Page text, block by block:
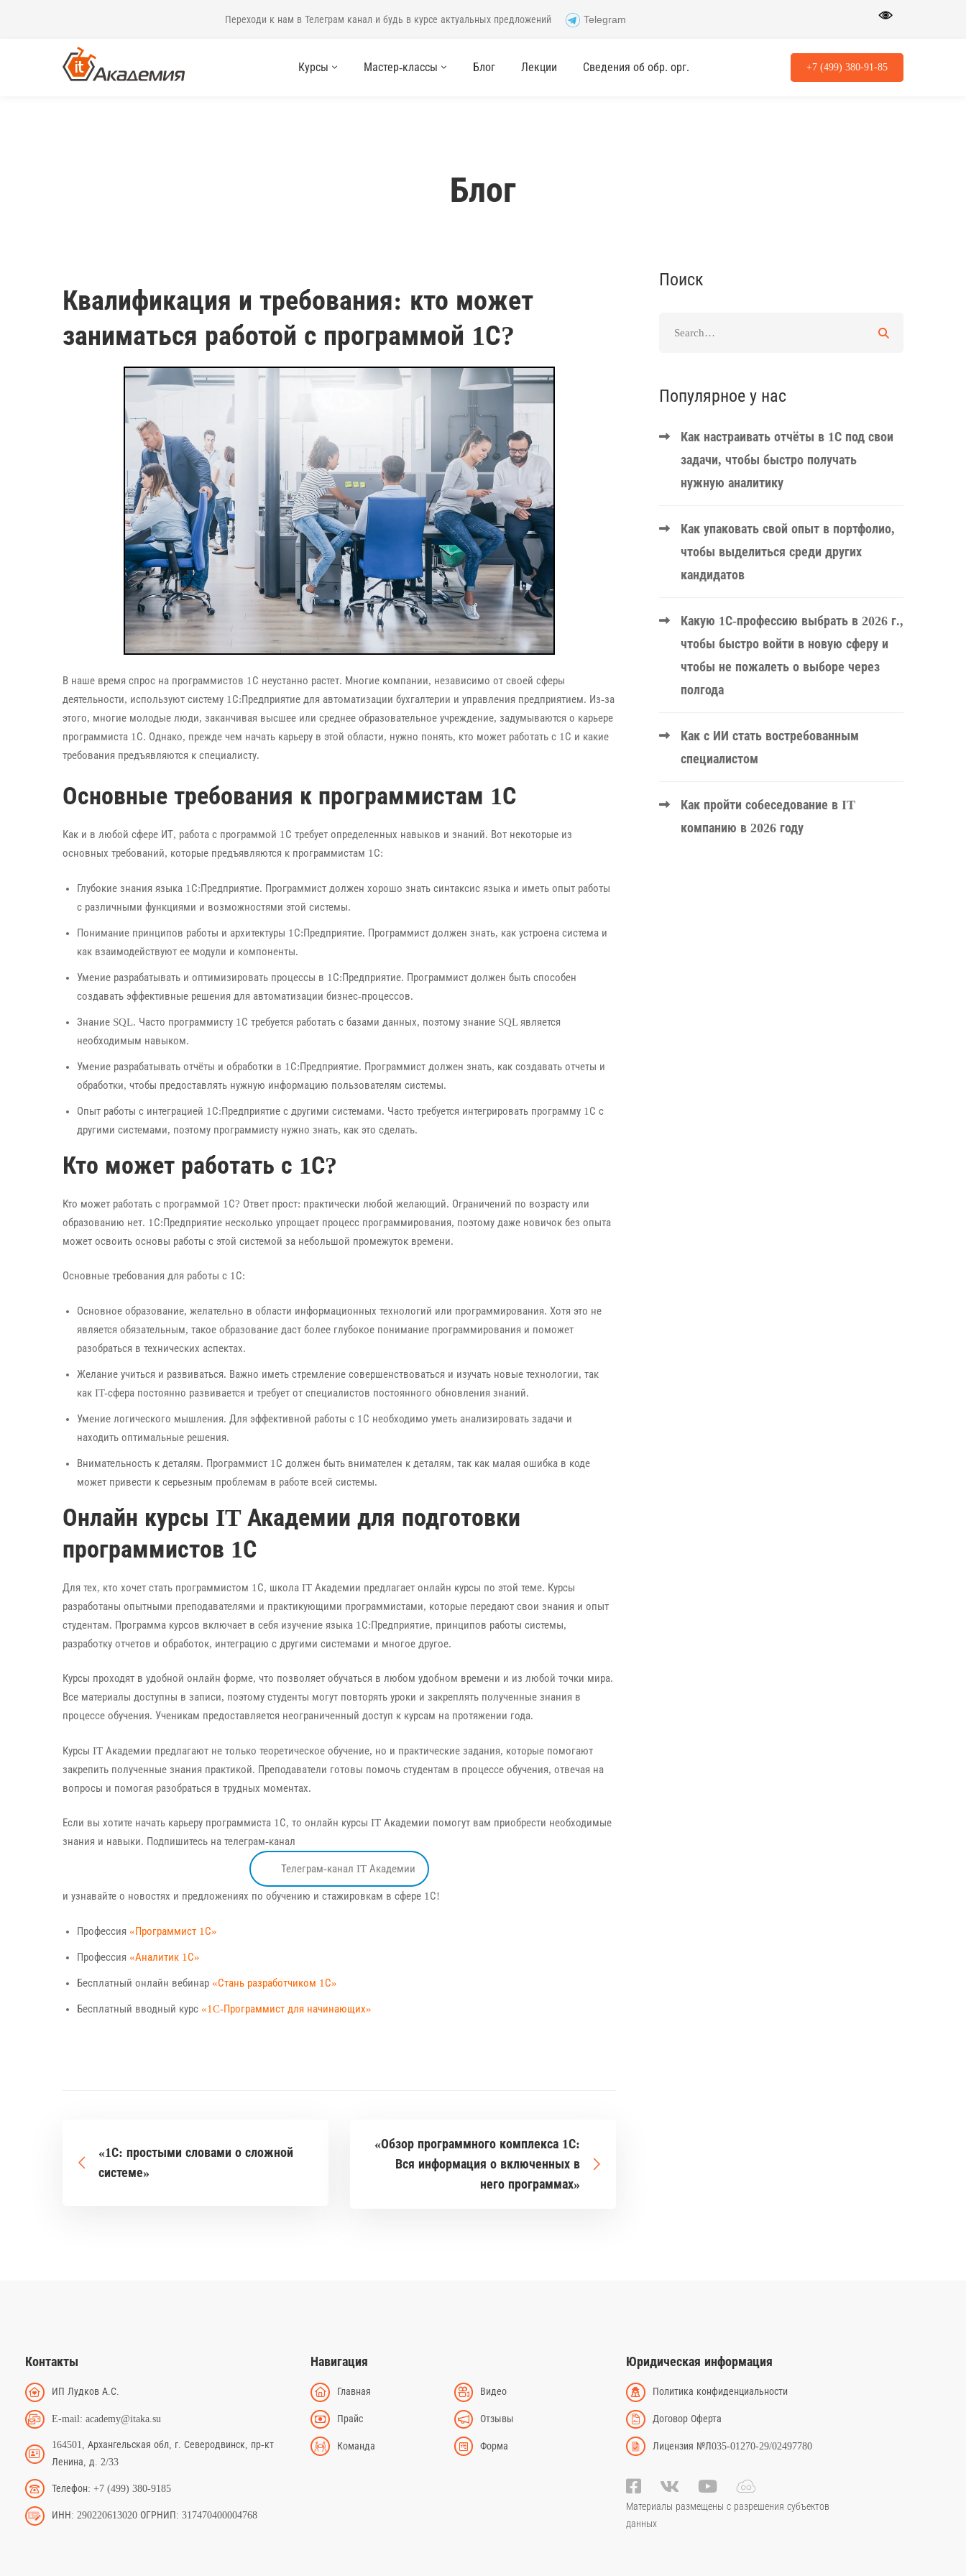
Переходи к нам в Телеграм канал и будь в курсе актуальных предложений Telegram
Курсы Мастер-классы Блог Лекции Сведения об обр. орг. +7 (499) 380-91-85
Блог
Квалификация и требования: кто может
заниматься работой с программой 1С?
В наше время спрос на программистов 1С неустанно растет. Многие компании, независимо от своей сферы
деятельности, используют систему 1С:Предприятие для автоматизации бухгалтерии и управления предприятием. Из-за
этого, многие молодые люди, заканчивая высшее или среднее образовательное учреждение, задумываются о карьере
программиста 1С. Однако, прежде чем начать карьеру в этой области, нужно понять, кто может работать с 1С и какие
требования предъявляются к специалисту.
Основные требования к программистам 1С
Как и в любой сфере ИТ, работа с программой 1С требует определенных навыков и знаний. Вот некоторые из
основных требований, которые предъявляются к программистам 1С:
Глубокие знания языка 1С:Предприятие. Программист должен хорошо знать синтаксис языка и иметь опыт работы
с различными функциями и возможностями этой системы.
Понимание принципов работы и архитектуры 1С:Предприятие. Программист должен знать, как устроена система и
как взаимодействуют ее модули и компоненты.
Умение разрабатывать и оптимизировать процессы в 1С:Предприятие. Программист должен быть способен
создавать эффективные решения для автоматизации бизнес-процессов.
Знание SQL. Часто программисту 1С требуется работать с базами данных, поэтому знание SQL является
необходимым навыком.
Умение разрабатывать отчёты и обработки в 1С:Предприятие. Программист должен знать, как создавать отчеты и
обработки, чтобы предоставлять нужную информацию пользователям системы.
Опыт работы с интеграцией 1С:Предприятие с другими системами. Часто требуется интегрировать программу 1С с
другими системами, поэтому программисту нужно знать, как это сделать.
Кто может работать с 1С?
Кто может работать с программой 1С? Ответ прост: практически любой желающий. Ограничений по возрасту или
образованию нет. 1С:Предприятие несколько упрощает процесс программирования, поэтому даже новичок без опыта
может освоить основы работы с этой системой за небольшой промежуток времени.
Основные требования для работы с 1С:
Основное образование, желательно в области информационных технологий или программирования. Хотя это не
является обязательным, такое образование даст более глубокое понимание программирования и поможет
разобраться в технических аспектах.
Желание учиться и развиваться. Важно иметь стремление совершенствоваться и изучать новые технологии, так
как IT-сфера постоянно развивается и требует от специалистов постоянного обновления знаний.
Умение логического мышления. Для эффективной работы с 1С необходимо уметь анализировать задачи и
находить оптимальные решения.
Внимательность к деталям. Программист 1С должен быть внимателен к деталям, так как малая ошибка в коде
может привести к серьезным проблемам в работе всей системы.
Онлайн курсы IT Академии для подготовки
программистов 1С
Для тех, кто хочет стать программистом 1С, школа IT Академии предлагает онлайн курсы по этой теме. Курсы
разработаны опытными преподавателями и практикующими программистами, которые передают свои знания и опыт
студентам. Программа курсов включает в себя изучение языка 1С:Предприятие, принципов работы системы,
разработку отчетов и обработок, интеграцию с другими системами и многое другое.
Курсы проходят в удобной онлайн форме, что позволяет обучаться в любом удобном времени и из любой точки мира.
Все материалы доступны в записи, поэтому студенты могут повторять уроки и закреплять полученные знания в
процессе обучения. Ученикам предоставляется неограниченный доступ к курсам на протяжении года.
Курсы IT Академии предлагают не только теоретическое обучение, но и практические задания, которые помогают
закрепить полученные знания практикой. Преподаватели готовы помочь студентам в процессе обучения, отвечая на
вопросы и помогая разобраться в трудных моментах.
Если вы хотите начать карьеру программиста 1С, то онлайн курсы IT Академии помогут вам приобрести необходимые
знания и навыки. Подпишитесь на телеграм-канал
Телеграм-канал IT Академии
и узнавайте о новостях и предложениях по обучению и стажировкам в сфере 1С!
Профессия «Программист 1С»
Профессия «Аналитик 1С»
Бесплатный онлайн вебинар «Стань разработчиком 1С»
Бесплатный вводный курс «1C-Программист для начинающих»
«1С: простыми словами о сложной
системе»
«Обзор программного комплекса 1С:
Вся информация о включенных в
него программах»
Поиск
Популярное у нас
Как настраивать отчёты в 1С под свои
задачи, чтобы быстро получать
нужную аналитику
Как упаковать свой опыт в портфолио,
чтобы выделиться среди других
кандидатов
Какую 1С-профессию выбрать в 2026 г.,
чтобы быстро войти в новую сферу и
чтобы не пожалеть о выборе через
полгода
Как с ИИ стать востребованным
специалистом
Как пройти собеседование в IT
компанию в 2026 году
Контакты
ИП Лудков А.С.
E-mail: academy@itaka.su
164501, Архангельская обл, г. Северодвинск, пр-кт
Ленина, д. 2/33
Телефон: +7 (499) 380-9185
ИНН: 290220613020 ОГРНИП: 317470400004768
Навигация
Главная Видео
Прайс Отзывы
Команда Форма
Юридическая информация
Политика конфиденциальности
Договор Оферта
Лицензия №Л035-01270-29/02497780
Материалы размещены с разрешения субъектов
данных